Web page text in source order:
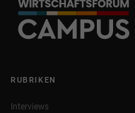
RUBRIKEN
Interviews